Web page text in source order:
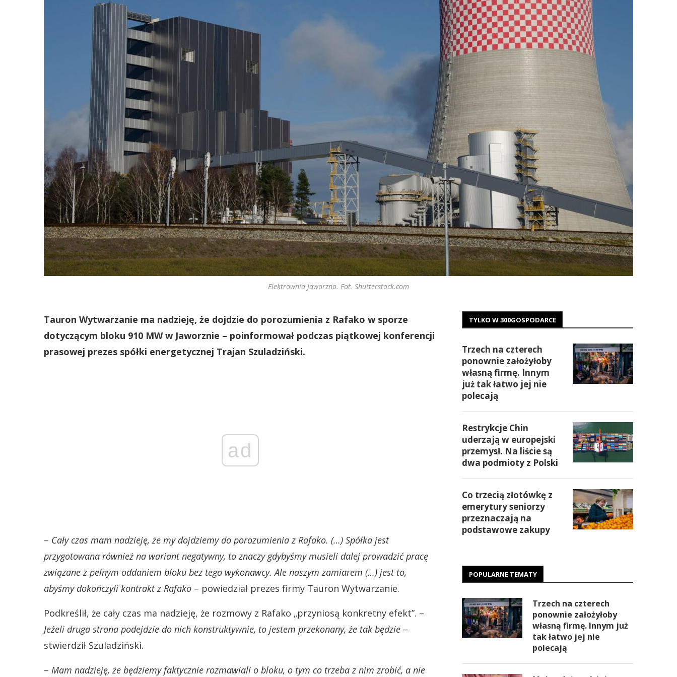
Elektrownia Jaworzno. Fot. Shutterstock.com
Tauron Wytwarzanie ma nadzieję, że dojdzie do porozumienia z Rafako w sporze
dotyczącym bloku 910 MW w Jaworznie – poinformował podczas piątkowej konferencji
prasowej prezes spółki energetycznej Trajan Szuladziński.
ad
– Cały czas mam nadzieję, że my dojdziemy do porozumienia z Rafako. (…) Spółka jest
przygotowana również na wariant negatywny, to znaczy gdybyśmy musieli dalej prowadzić pracę
związane z pełnym oddaniem bloku bez tego wykonawcy. Ale naszym zamiarem (…) jest to,
abyśmy dokończyli kontrakt z Rafako – powiedział prezes firmy Tauron Wytwarzanie.
Podkreślił, że cały czas ma nadzieję, że rozmowy z Rafako „przyniosą konkretny efekt”. –
Jeżeli druga strona podejdzie do nich konstruktywnie, to jestem przekonany, że tak będzie –
stwierdził Szuladziński.
– Mam nadzieję, że będziemy faktycznie rozmawiali o bloku, o tym co trzeba z nim zrobić, a nie
TYLKO W 300GOSPODARCE
Trzech na czterech
ponownie założyłoby
własną firmę. Innym
już tak łatwo jej nie
polecają
Restrykcje Chin
uderzają w europejski
przemysł. Na liście są
dwa podmioty z Polski
Co trzecią złotówkę z
emerytury seniorzy
przeznaczają na
podstawowe zakupy
POPULARNE TEMATY
Trzech na czterech
ponownie założyłoby
własną firmę. Innym już
tak łatwo jej nie
polecają